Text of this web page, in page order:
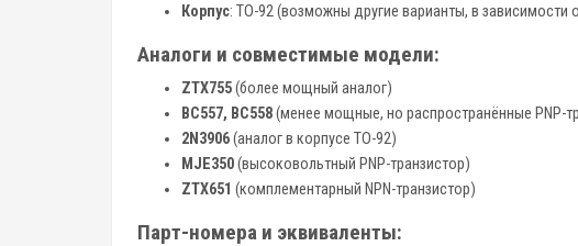
Корпус: TO-92 (возможны другие варианты, в зависимости
Аналоги и совместимые модели:
ZTX755(более мощный аналог)
BC557, BC558(менее мощные, но распространённые PNP-
2N3906(аналог в корпусе TO-92)
MJE350(высоковольтный PNP-транзистор)
ZTX651 (комплементарный NPN-транзистор)
Парт-номера и эквиваленты: